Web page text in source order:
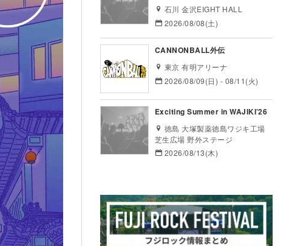
石川 金沢EIGHT HALL
2026/08/08(土)
CANNONBALL外伝
東京 有明アリーナ
2026/08/09(日) - 08/11(火)
Exciting Summer in WAJIKI’26
徳島 大塚製薬徳島ワジキ工場
芝生広場 野外ステージ
2026/08/13(木)